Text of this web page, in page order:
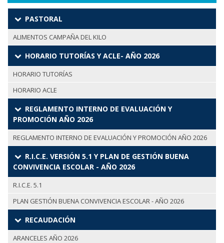
PASTORAL
ALIMENTOS CAMPAÑA DEL KILO
HORARIO TUTORÍAS Y ACLE- AÑO 2026
HORARIO TUTORÍAS
HORARIO ACLE
REGLAMENTO INTERNO DE EVALUACIÓN Y
PROMOCIÓN AÑO 2026
REGLAMENTO INTERNO DE EVALUACIÓN Y PROMOCIÓN AÑO 2026
R.I.C.E. VERSIÓN 5.1 Y PLAN DE GESTIÓN BUENA
CONVIVENCIA ESCOLAR - AÑO 2026
R.I.C.E. 5.1
PLAN GESTIÓN BUENA CONVIVENCIA ESCOLAR - AÑO 2026
RECAUDACIÓN
ARANCELES AÑO 2026